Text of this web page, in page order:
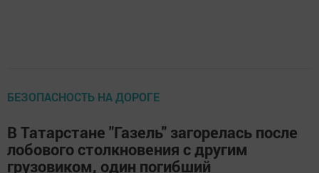
БЕЗОПАСНОСТЬ НА ДОРОГЕ
В Татарстане "Газель" загорелась после
лобового столкновения с другим
грузовиком, один погибший